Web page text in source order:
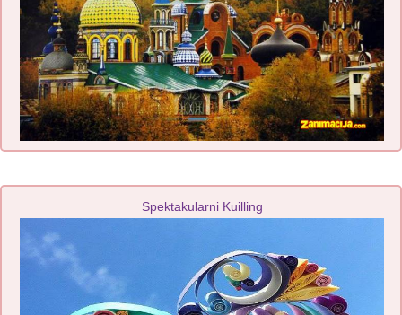
Spektakularni Kuilling